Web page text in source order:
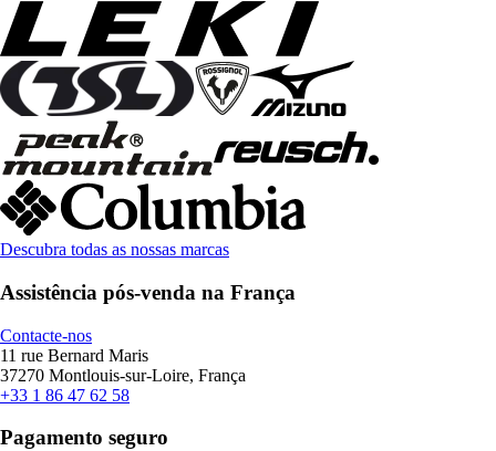
Descubra todas as nossas marcas
Assistência pós-venda na França
Contacte-nos
11 rue Bernard Maris
37270 Montlouis-sur-Loire, França
+33 1 86 47 62 58
Pagamento seguro